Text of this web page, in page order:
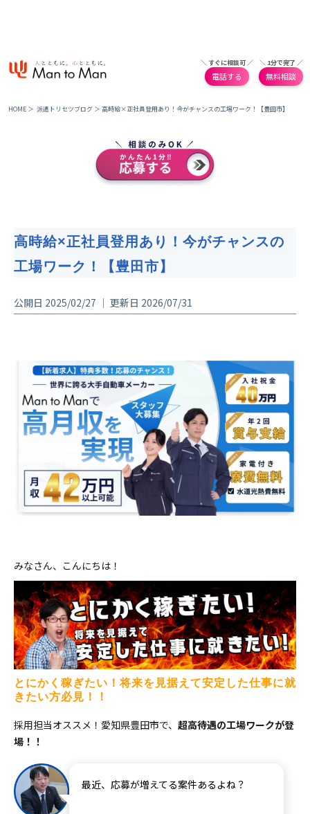
＼ すぐに相談可 ／
電話する
＼ 1分で完了 ／
無料相談
HOME ＞ 派遣トリセツブログ ＞ 高時給×正社員登用あり！今がチャンスの工場ワーク！【豊田市】
高時給×正社員登用あり！今がチャンスの
工場ワーク！【豊田市】
公開日 2025/02/27 ｜ 更新日 2026/07/31
みなさん、こんにちは！
とにかく稼ぎたい！将来を見据えて安定した仕事に就
きたい方必見！！
採用担当オススメ！愛知県豊田市で、 超高待遇の工場ワークが登
場！！
最近、応募が増えてる案件あるよね？